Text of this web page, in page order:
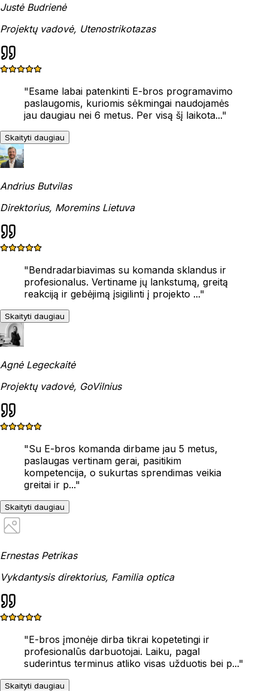
Justė Budrienė
Projektų vadovė, Utenostrikotazas
"Esame labai patenkinti E-bros programavimo
paslaugomis, kuriomis sėkmingai naudojamės
jau daugiau nei 6 metus. Per visą šį laikota..."
Skaityti daugiau
Andrius Butvilas
Direktorius, Moremins Lietuva
"Bendradarbiavimas su komanda sklandus ir
profesionalus. Vertiname jų lankstumą, greitą
reakciją ir gebėjimą įsigilinti į projekto ..."
Skaityti daugiau
Agnė Legeckaitė
Projektų vadovė, GoVilnius
"Su E-bros komanda dirbame jau 5 metus,
paslaugas vertinam gerai, pasitikim
kompetencija, o sukurtas sprendimas veikia
greitai ir p..."
Skaityti daugiau
Ernestas Petrikas
Vykdantysis direktorius, Familia optica
"E-bros įmonėje dirba tikrai kopetetingi ir
profesionalūs darbuotojai. Laiku, pagal
suderintus terminus atliko visas užduotis bei p..."
Skaityti daugiau